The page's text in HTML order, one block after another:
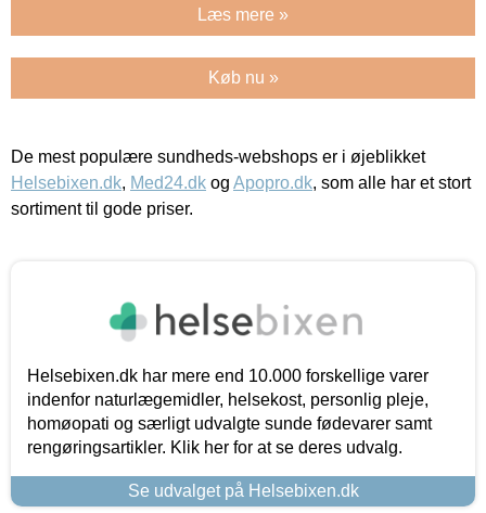
Læs mere »
Køb nu »
De mest populære sundheds-webshops er i øjeblikket
Helsebixen.dk, Med24.dk og Apopro.dk, som alle har et stort
sortiment til gode priser.
Helsebixen.dk har mere end 10.000 forskellige varer
indenfor naturlægemidler, helsekost, personlig pleje,
homøopati og særligt udvalgte sunde fødevarer samt
rengøringsartikler. Klik her for at se deres udvalg.
Se udvalget på Helsebixen.dk